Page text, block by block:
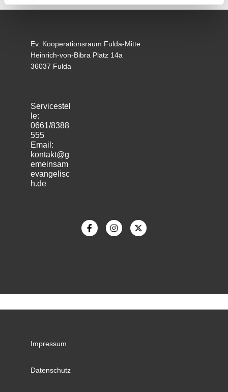
Ev. Kooperationsraum Fulda-Mitte
Heinrich-von-Bibra Platz 14a
36037 Fulda
Servicestel
le:
0661/8388
555
Email:
kontakt@g
emeinsam
evangelisc
h.de
Impressum
Datenschutz